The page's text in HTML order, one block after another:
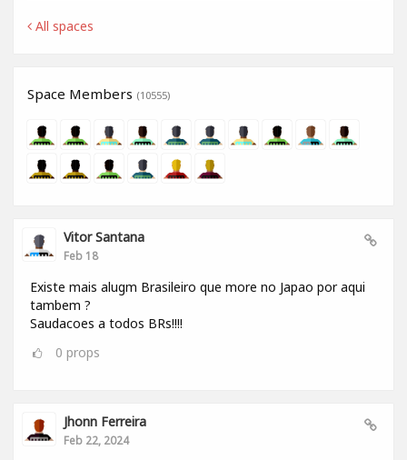
All spaces
Space Members (10555)
Vitor Santana
Feb 18
Existe mais alugm Brasileiro que more no Japao por aqui
tambem ?
Saudacoes a todos BRs!!!!
0 props
Jhonn Ferreira
Feb 22, 2024